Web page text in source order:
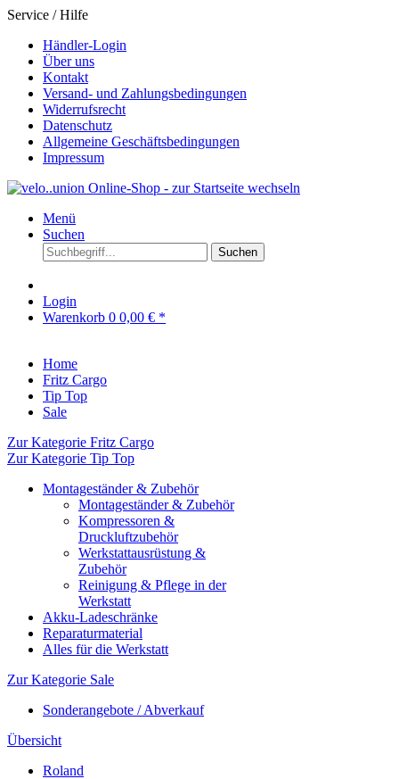
Service / Hilfe
Händler-Login
Über uns
Kontakt
Versand- und Zahlungsbedingungen
Widerrufsrecht
Datenschutz
Allgemeine Geschäftsbedingungen
Impressum
Menü
Suchen
Suchen
Login
Warenkorb 0 0,00 € *
Home
Fritz Cargo
Tip Top
Sale
Zur Kategorie Fritz Cargo
Zur Kategorie Tip Top
Montageständer & Zubehör
Montageständer & Zubehör
Kompressoren &
Druckluftzubehör
Werkstattausrüstung &
Zubehör
Reinigung & Pflege in der
Werkstatt
Akku-Ladeschränke
Reparaturmaterial
Alles für die Werkstatt
Zur Kategorie Sale
Sonderangebote / Abverkauf
Übersicht
Roland